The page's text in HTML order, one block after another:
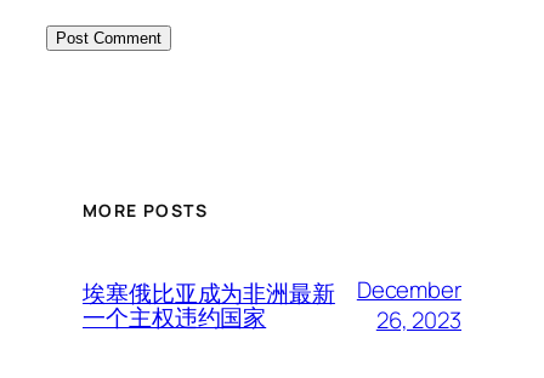
MORE POSTS
埃塞俄比亚成为非洲最新
一个主权违约国家
December
26, 2023